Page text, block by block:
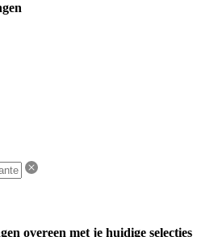
overeen met je huidige selecties